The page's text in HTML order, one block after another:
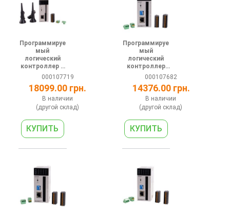
Программируе
мый
логический
контроллер +
HMI WEB 24В 8
DI 1 RS485 1
Ethernet Wi-Fi
Global
4G/3G/2G
MQTT
000107719
18099.00 грн.
В наличии
(другой склад)
Программируе
мый
логический
контроллер
серии АH 24В
4DI 4DO (relay)
2AI 2AO 1
RS485 1
Ethernet
000107682
14376.00 грн.
В наличии
(другой склад)